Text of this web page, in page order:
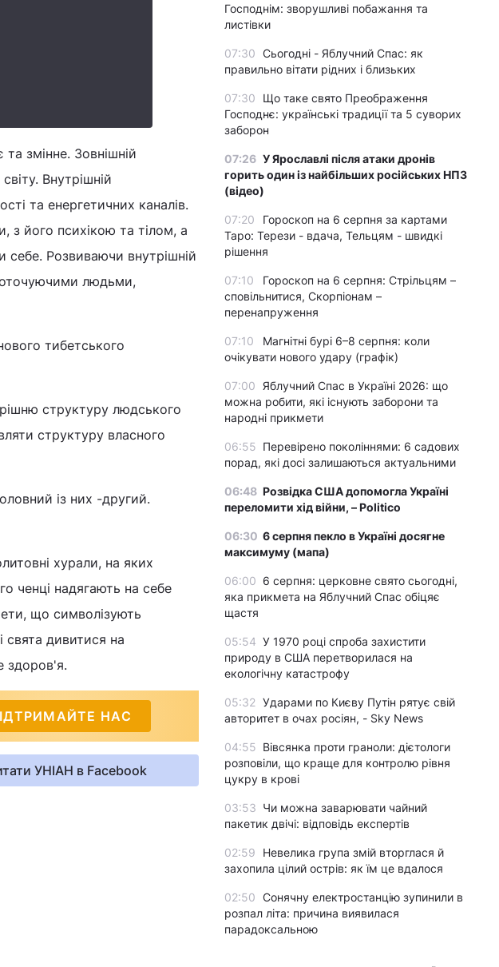
змінне. Зовнішній
Внутрішній
та енергетичних каналів.
з його психікою та тілом, а
Розвиваючи внутрішній
оточуючими людьми,
тибетського
структуру людського
структуру власного
із них -другий.
хурали, на яких
ченці надягають на себе
що символізують
свята дивитися на
здоров'я.
НАС
УНІАН в Facebook
Господнім: зворушливі побажання та
листівки
07:30 Сьогодні - Яблучний Спас: як
правильно вітати рідних і близьких
07:30
Що таке свято Преображення
Господнє: українські традиції та 5 суворих
заборон
07:26 У Ярославлі після атаки дронів
горить один із найбільших російських НПЗ
(відео)
07:20
Гороскоп на 6 серпня за картами
Таро: Терези - вдача, Тельцям - швидкі
рішення
07:10
Гороскоп на 6 серпня: Стрільцям –
сповільнитися, Скорпіонам –
перенапруження
07:10
Магнітні бурі 6–8 серпня: коли
очікувати нового удару (графік)
07:00 Яблучний Спас в Україні 2026: що
можна робити, які існують заборони та
народні прикмети
06:55 Перевірено поколіннями: 6 садових
порад, які досі залишаються актуальними
06:48 Розвідка США допомогла Україні
переломити хід війни, – Politico
06:30 6 серпня пекло в Україні досягне
максимуму (мапа)
06:00 6 серпня: церковне свято сьогодні,
яка прикмета на Яблучний Спас обіцяє
щастя
05:54 У 1970 році спроба захистити
природу в США перетворилася на
екологічну катастрофу
05:32 Ударами по Києву Путін рятує свій
авторитет в очах росіян, - Sky News
04:55 Вівсянка проти граноли: дієтологи
розповіли, що краще для контролю рівня
цукру в крові
03:53 Чи можна заварювати чайний
пакетик двічі: відповідь експертів
02:59
Невелика група змій вторглася й
захопила цілий острів: як їм це вдалося
02:50 Сонячну електростанцію зупинили в
розпал літа: причина виявилася
парадоксальною